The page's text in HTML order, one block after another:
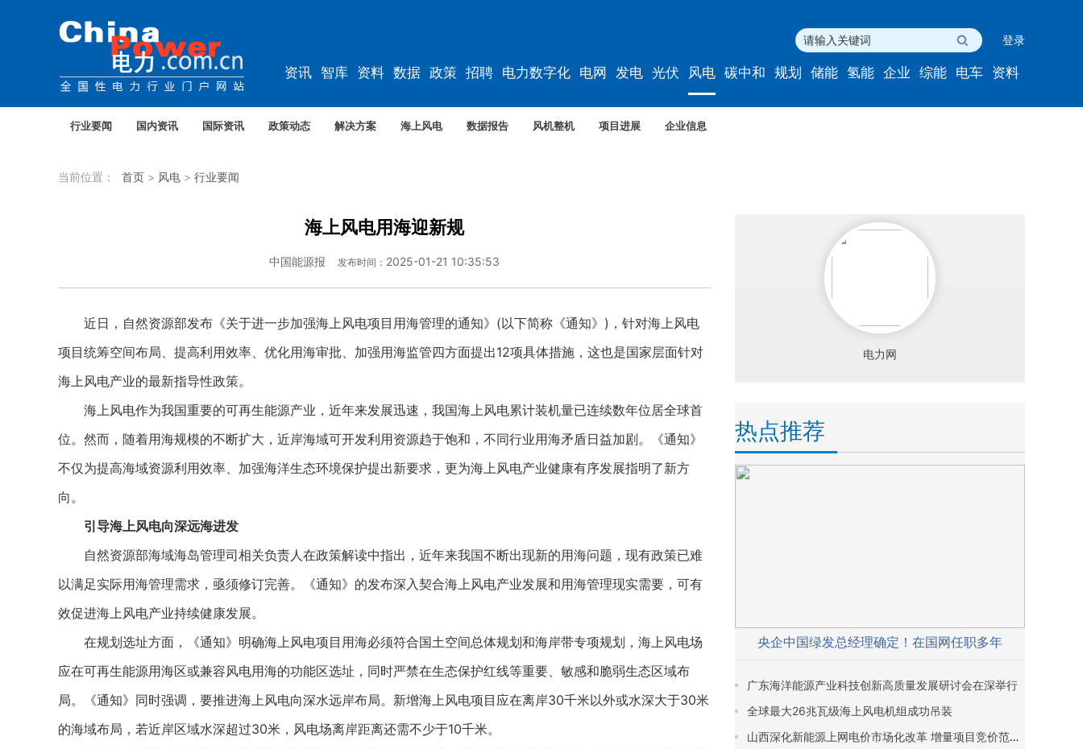
登录
资讯 智库 资料 数据 政策 招聘 电力数字化 电网 发电 光伏 风电 碳中和 规划 储能 氢能 企业 综能 电车 资料
行业要闻 国内资讯 国际资讯 政策动态 解决方案 海上风电 数据报告 风机整机 项目进展 企业信息
当前位置： 首页 > 风电 > 行业要闻
海上风电用海迎新规
中国能源报 发布时间： 2025-01-21 10:35:53
近日，自然资源部发布《关于进一步加强海上风电项目用海管理的通知》(以下简称《通知》)，针对海上风电
项目统筹空间布局、提高利用效率、优化用海审批、加强用海监管四方面提出12项具体措施，这也是国家层面针对
海上风电产业的最新指导性政策。
海上风电作为我国重要的可再生能源产业，近年来发展迅速，我国海上风电累计装机量已连续数年位居全球首
位。然而，随着用海规模的不断扩大，近岸海域可开发利用资源趋于饱和，不同行业用海矛盾日益加剧。《通知》
不仅为提高海域资源利用效率、加强海洋生态环境保护提出新要求，更为海上风电产业健康有序发展指明了新方
向。
引导海上风电向深远海进发
自然资源部海域海岛管理司相关负责人在政策解读中指出，近年来我国不断出现新的用海问题，现有政策已难
以满足实际用海管理需求，亟须修订完善。《通知》的发布深入契合海上风电产业发展和用海管理现实需要，可有
效促进海上风电产业持续健康发展。
在规划选址方面，《通知》明确海上风电项目用海必须符合国土空间总体规划和海岸带专项规划，海上风电场
应在可再生能源用海区或兼容风电用海的功能区选址，同时严禁在生态保护红线等重要、敏感和脆弱生态区域布
局。《通知》同时强调，要推进海上风电向深水远岸布局。新增海上风电项目应在离岸30千米以外或水深大于30米
的海域布局，若近岸区域水深超过30米，风电场离岸距离还需不少于10千米。
电力网
热点推荐
央企中国绿发总经理确定！在国网任职多年
广东海洋能源产业科技创新高质量发展研讨会在深举行
全球最大26兆瓦级海上风电机组成功吊装
山西深化新能源上网电价市场化改革 增量项目竞价范围定为0.199~0.332元/千瓦时